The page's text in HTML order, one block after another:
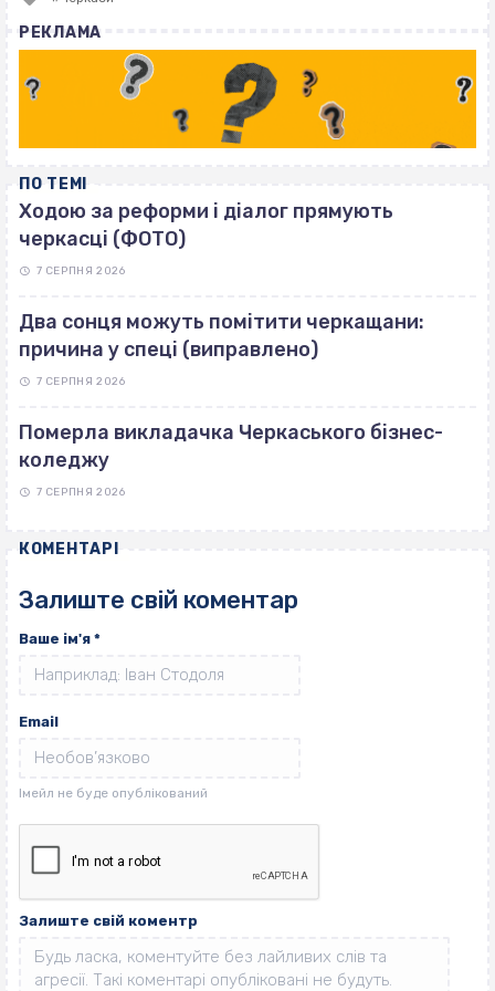
РЕКЛАМА
ПО ТЕМІ
Ходою за реформи і діалог прямують
черкасці (ФОТО)
7 СЕРПНЯ 2026
Два сонця можуть помітити черкащани:
причина у спеці (виправлено)
7 СЕРПНЯ 2026
Померла викладачка Черкаського бізнес-
коледжу
7 СЕРПНЯ 2026
КОМЕНТАРІ
Залиште свій коментар
Ваше ім'я *
Email
Залиште свій коментр